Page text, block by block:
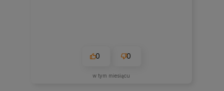
0 0
w tym miesiącu